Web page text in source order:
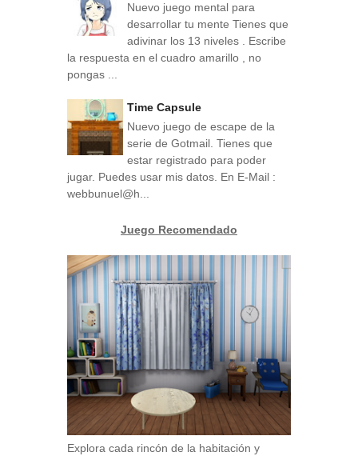
Nuevo juego mental para
desarrollar tu mente Tienes que
adivinar los 13 niveles . Escribe
la respuesta en el cuadro amarillo , no
pongas ...
Time Capsule
Nuevo juego de escape de la
serie de Gotmail. Tienes que
estar registrado para poder
jugar. Puedes usar mis datos. En E-Mail :
webbunuel@h...
Juego Recomendado
Explora cada rincón de la habitación y